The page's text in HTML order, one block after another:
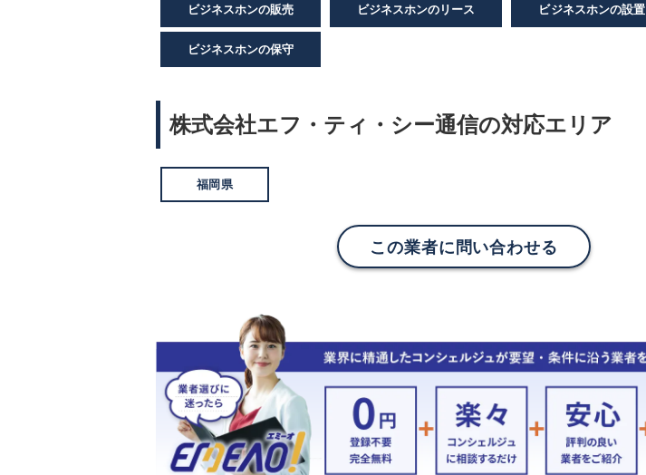
ビジネスホンの販売 ビジネスホンのリース ビジネスホンの設置
ビジネスホンの保守
株式会社エフ・ティ・シー通信の対応エリア
福岡県
この業者に問い合わせる